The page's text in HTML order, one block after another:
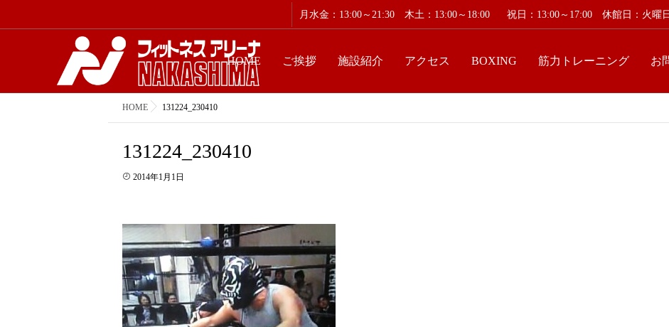
月水金：13:00～21:30 木土：13:00～18:00 祝日：13:00～17:00 休館日：火曜
HOME ご挨拶 施設紹介 アクセス BOXING 筋力トレーニング お
HOME 131224_230410
131224_230410
2014年1月1日